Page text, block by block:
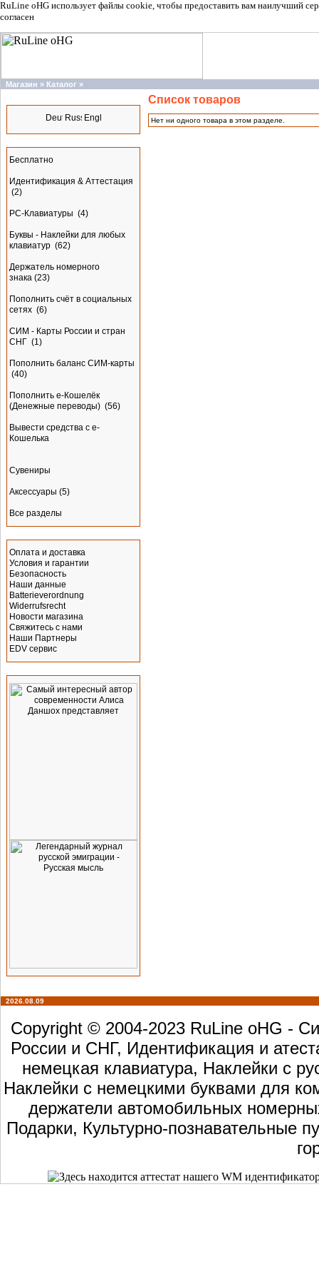
RuLine oHG использует файлы cookie, чтобы предоставить вам наилучший
согласен
Магазин » Каталог »
Бесплатно
Идентификация & Аттестация
(2)
PC-Клавиатуры (4)
Буквы - Наклейки для любых
клавиатур (62)
Держатель номерного
знака (23)
Пополнить счёт в социальных
сетях (6)
СИМ - Карты России и стран
СНГ (1)
Пополнить баланс СИМ-карты
(40)
Пополнить e-Кошелёк
(Денежные переводы) (56)
Вывести средства с е-
Кошелька
Сувениры
Аксессуары (5)
Все разделы
Оплата и доставка
Условия и гарантии
Безопасность
Наши данные
Batterieverordnung
Widerrufsrecht
Новости магазина
Свяжитесь с нами
Наши Партнеры
EDV сервис
Список товаров
Нет ни одного товара в этом разделе.
2026.08.09
Copyright © 2004-2023 RuLine oHG -
России и СНГ, Идентификация и
немецкая клавиатура, Наклейки с
Наклейки с немецкими буквами для
держатели автомобильных
Подарки, Культурно-познавательные